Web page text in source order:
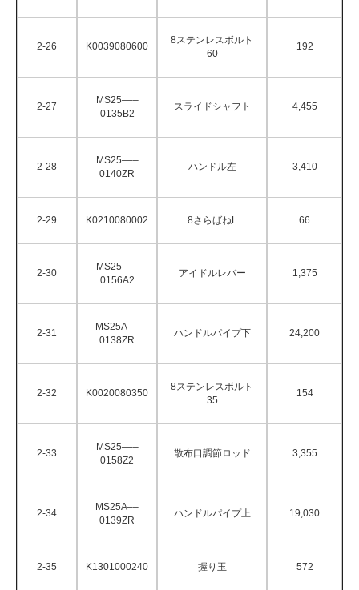
2-26 K0039080600
8ステンレスボルト
60
192
2-27
MS25–––
0135B2
スライドシャフト 4,455
2-28
MS25–––
0140ZR
ハンドル左 3,410
2-29 K0210080002 8さらばねL 66
2-30
MS25–––
0156A2
アイドルレバー 1,375
2-31
MS25A––
0138ZR
ハンドルパイプ下 24,200
2-32 K0020080350
8ステンレスボルト
35
154
2-33
MS25–––
0158Z2
散布口調節ロッド 3,355
2-34
MS25A––
0139ZR
ハンドルパイプ上 19,030
2-35 K1301000240 握り玉 572